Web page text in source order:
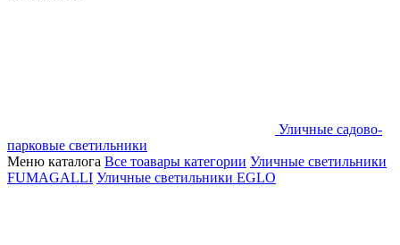
Уличные садово-
парковые светильники
Меню каталога Все тоавары категории Уличные светильники
FUMAGALLI Уличные светильники EGLO